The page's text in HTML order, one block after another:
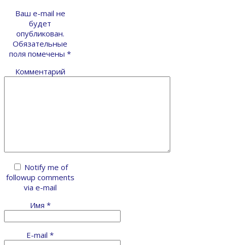
Ваш e-mail не
будет
опубликован.
Обязательные
поля помечены *
Комментарий
Notify me of
followup comments
via e-mail
Имя *
E-mail *